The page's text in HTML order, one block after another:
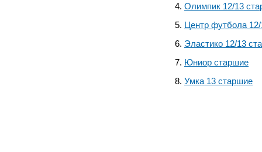
Олимпик 12/13
Центр футбола
Эластико 12/13
Юниор старшие
Умка 13 старшие